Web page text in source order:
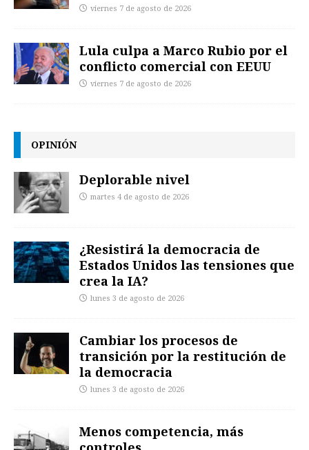
viernes 7 de agosto de 2026
Lula culpa a Marco Rubio por el
conflicto comercial con EEUU
viernes 7 de agosto de 2026
OPINIÓN
Deplorable nivel
martes 4 de agosto de 2026
¿Resistirá la democracia de
Estados Unidos las tensiones que
crea la IA?
lunes 3 de agosto de 2026
Cambiar los procesos de
transición por la restitución de
la democracia
lunes 3 de agosto de 2026
Menos competencia, más